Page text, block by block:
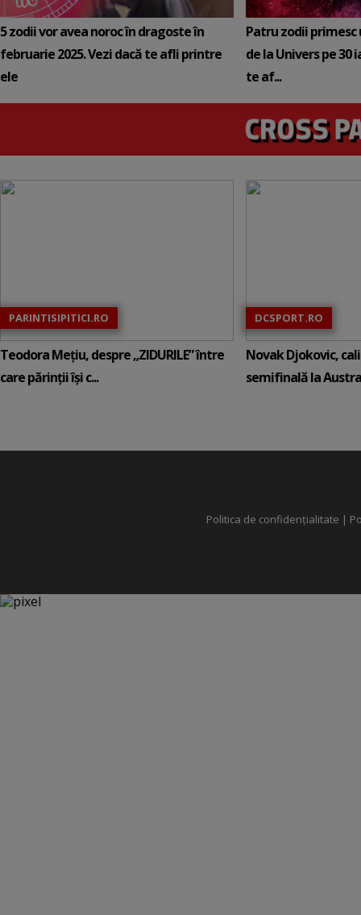
5 zodii vor avea noroc în dragoste în
februarie 2025. Vezi dacă te afli printre
ele
Patru zodii primesc
de la Univers pe 30
te af...
PARINTISIPITICI.RO
Teodora Mețiu, despre „ZIDURILE” între
care părinții își c...
DCSPORT.RO
Novak Djokovic,
semifinală la
Politica de confidențialitate |